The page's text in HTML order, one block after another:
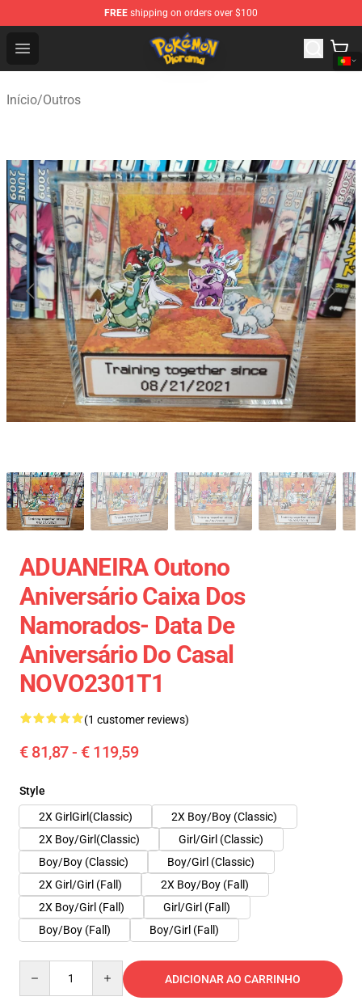
FREE shipping on orders over $100
Open menu
Pokemon Diorama Shop - The Best Store of Pokemon
Início/Outros
ADUANEIRA Outono
Aniversário Caixa Dos
Namorados- Data De
Aniversário Do Casal
NOVO2301T1
(1 customer reviews)
€ 81,87 - € 119,59
Style
2X GirlGirl(Classic)
2X Boy/Boy (Classic)
2X Boy/Girl(Classic)
Girl/Girl (Classic)
Boy/Boy (Classic)
Boy/Girl (Classic)
2X Girl/Girl (Fall)
2X Boy/Boy (Fall)
2X Boy/Girl (Fall)
Girl/Girl (Fall)
Boy/Boy (Fall)
Boy/Girl (Fall)
ADICIONAR AO CARRINHO